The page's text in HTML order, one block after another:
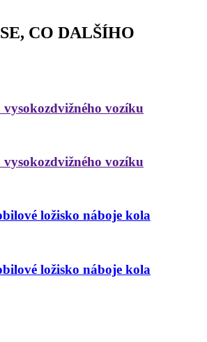
CO DALŠÍHO
vysokozdvižného vozíku
vysokozdvižného vozíku
ložisko náboje kola
ložisko náboje kola